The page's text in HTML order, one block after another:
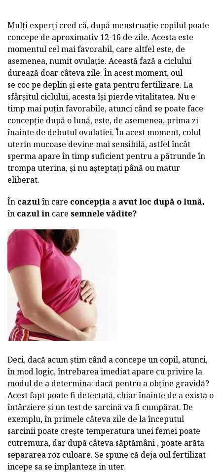
Mulți experți cred că, după menstruație copilul poate
concepe de aproximativ 12-16 de zile. Acesta este
momentul cel mai favorabil, care altfel este, de
asemenea, numit ovulație. Această fază a ciclului
durează doar câteva zile. În acest moment, oul
se coc pe deplin și este gata pentru fertilizare. La
sfârșitul ciclului, acesta își pierde vitalitatea. Nu e
timp mai puțin favorabile, atunci când se poate face
concepție după o lună, este, de asemenea, prima zi
înainte de debutul ovulatiei. În acest moment, colul
uterin mucoase devine mai sensibilă, astfel încât
sperma apare în timp suficient pentru a pătrunde în
trompa uterina, și nu așteptați până ou matur
eliberat.
În cazulîn care concepția a avut loc după o lună,
în cazul în care semnele vădite?
Deci, dacă acum știm când a concepe un copil, atunci,
în mod logic, întrebarea imediat apare cu privire la
modul de a determina: dacă pentru a obține gravidă?
Acest fapt poate fi detectată, chiar înainte de a exista o
întârziere și un test de sarcină va fi cumpărat. De
exemplu, în primele câteva zile de la începutul
sarcinii poate crește temperatura unei femei poate
cutremura, dar după câteva săptămâni , poate arăta
separarea roz culoare. Se spune că deja oul fertilizat
incepe sa se implanteze in uter.